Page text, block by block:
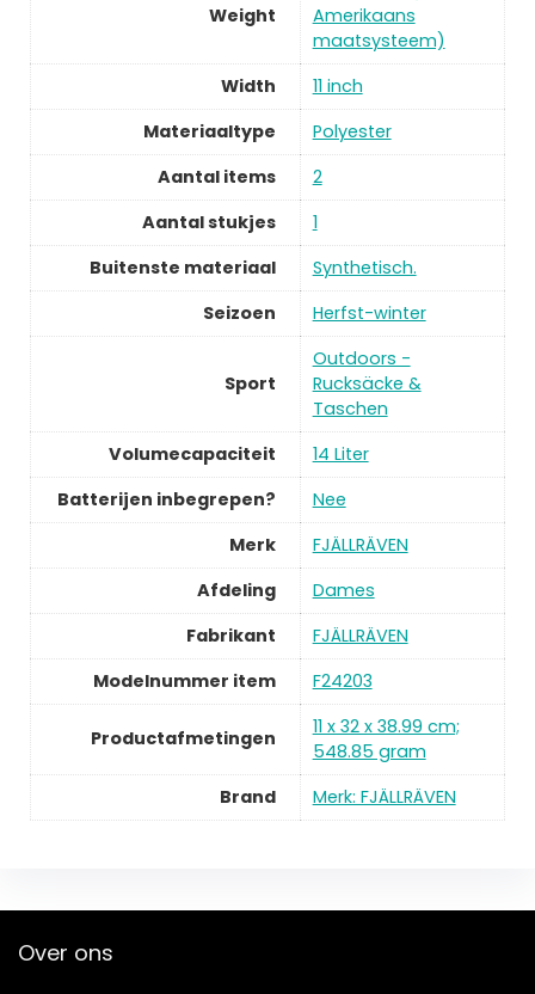
Weight
Amerikaans
maatsysteem)
Width
11 inch
Materiaaltype
Polyester
Aantal items
2
Aantal stukjes
1
Buitenste materiaal
Synthetisch.
Seizoen
Herfst-winter
Sport
Outdoors -
Rucksäcke &
Taschen
Volumecapaciteit
14 Liter
Batterijen inbegrepen?
Nee
Merk
FJÄLLRÄVEN
Afdeling
Dames
Fabrikant
FJÄLLRÄVEN
Modelnummer item
F24203
Productafmetingen
11 x 32 x 38.99 cm;
548.85 gram
Brand
Merk: FJÄLLRÄVEN
Over ons